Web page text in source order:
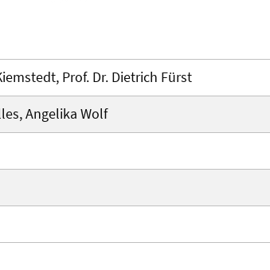
Prof. Dr. Dietrich Fürst
Angelika Wolf